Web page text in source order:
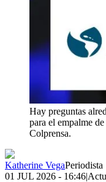
Hay preguntas
para el empalme
Colprensa.
Katherine VegaPeriodista
01 JUL 2026 - 16:46|